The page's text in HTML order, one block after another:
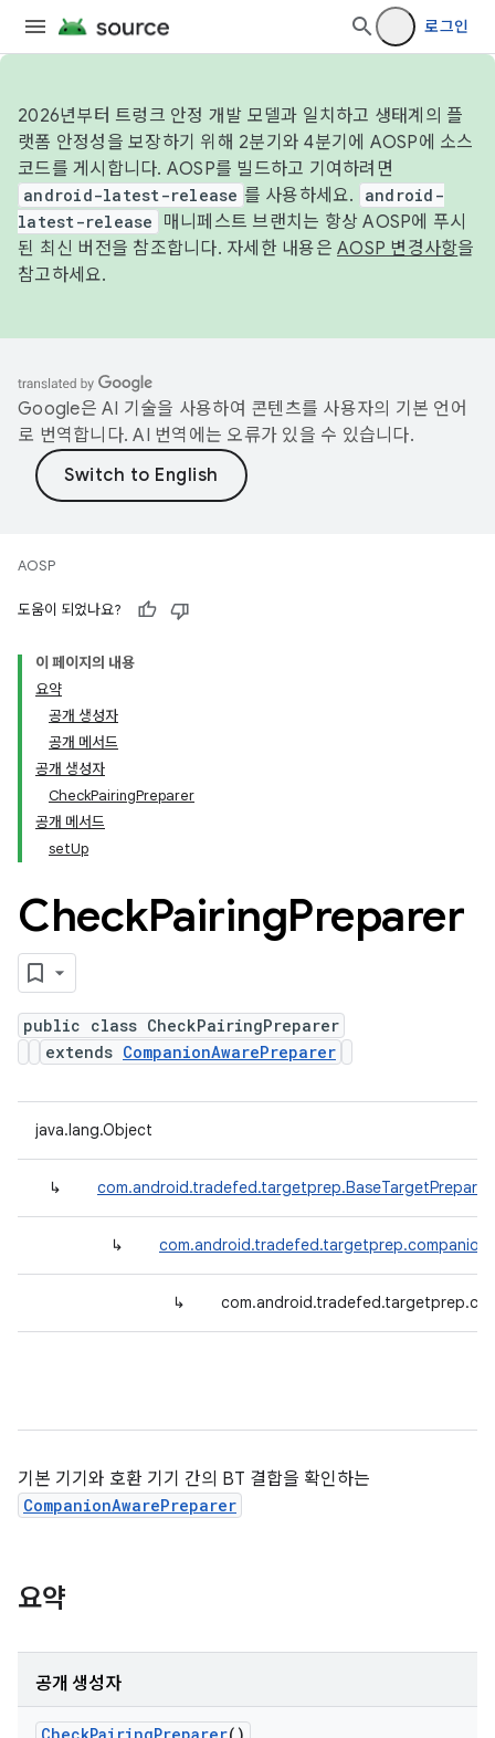
로그인
2026년부터 트렁크 안정 개발 모델과 일치하고 생태계의 플
랫폼 안정성을 보장하기 위해 2분기와 4분기에 AOSP에 소스
코드를 게시합니다. AOSP를 빌드하고 기여하려면
android-latest-release 를 사용하세요.
android-
latest-release
매니페스트 브랜치는 항상 AOSP에 푸시
된 최신 버전을 참조합니다. 자세한 내용은 AOSP 변경사항을
참고하세요.
Google은 AI 기술을 사용하여 콘텐츠를 사용자의 기본 언어
로 번역합니다. AI 번역에는 오류가 있을 수 있습니다.
AOSP
도움이 되었나요?
이 페이지의 내용
요약
공개 생성자
공개 메서드
공개 생성자
CheckPairingPreparer
공개 메서드
setUp
CheckPairingPreparer
public class CheckPairingPreparer
extends CompanionAwarePreparer
java.lang.Object
↳ com.android.tradefed.targetprep.BaseTargetPreparer
↳
↳
기본 기기와 호환 기기 간의 BT 결합을 확인하는
CompanionAwarePreparer
요약
공개 생성자